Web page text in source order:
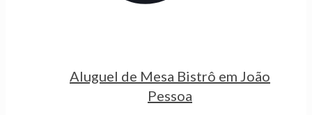
Aluguel de Mesa Bistrô em João
Pessoa